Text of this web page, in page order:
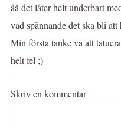
åå det låter helt underbart
vad spännande det ska bli
Min första tanke va att
helt fel ;)
Skriv en kommentar